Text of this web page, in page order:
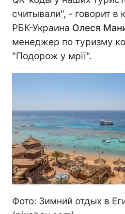
считывали", - говорит в
РБК-Украина Олеся
менеджер по туризму
"Подорож у мрії".
Фото: Зимний отдых в